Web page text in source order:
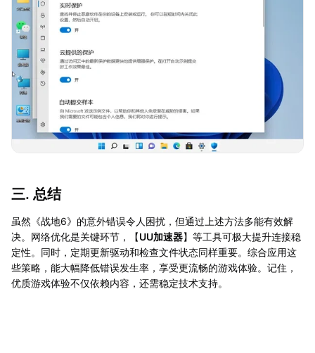
三. 总结
虽然《战地6》的意外错误令人困扰，但通过上述方法多能有效解
决。网络优化是关键环节，【UU加速器】等工具可极大提升连接稳
定性。同时，定期更新驱动和检查文件状态同样重要。综合应用这
些策略，能大幅降低错误发生率，享受更流畅的游戏体验。记住，
优质游戏体验不仅依赖内容，还需稳定技术支持。